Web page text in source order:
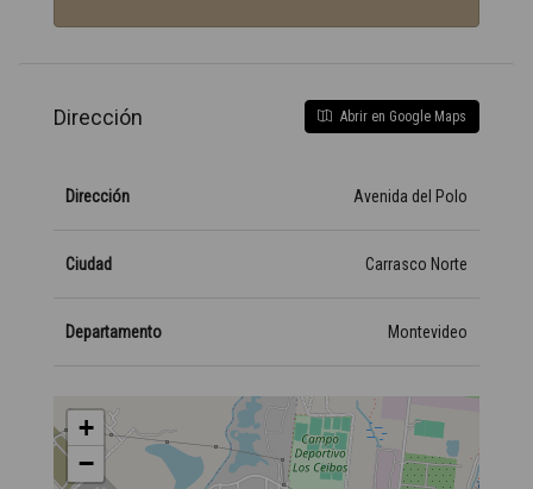
Dirección Abrir en Google Maps
Dirección Avenida del Polo
Ciudad Carrasco Norte
Departamento Montevideo
+
−